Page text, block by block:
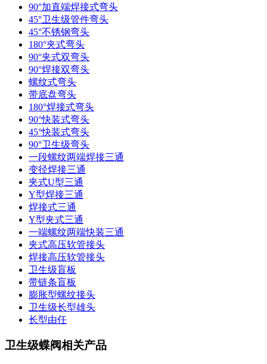
90°加直端焊接式弯头
45°卫生级管件弯头
45°不锈钢弯头
180°夹式弯头
90°夹式双弯头
90°焊接双弯头
螺纹式弯头
带底盘弯头
180°焊接式弯头
90°快装式弯头
45°快装式弯头
90°卫生级弯头
一段螺纹两端焊接三通
变径焊接三通
夹式U型三通
Y型焊接三通
焊接式三通
Y型夹式三通
一端螺纹两端快装三通
夹式高压软管接头
焊接高压软管接头
卫生级盲板
带链条盲板
膨胀型螺纹接头
卫生级长型雄头
长型由任
卫生级蝶阀相关产品